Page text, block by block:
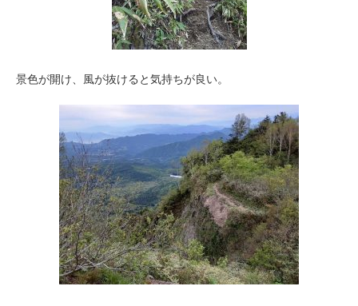
景色が開け、風が抜けると気持ちが良い。